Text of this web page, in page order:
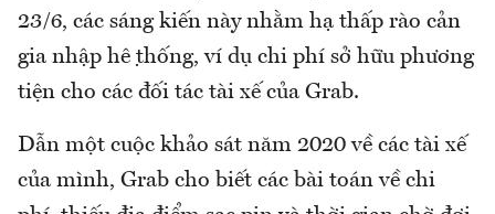
23/6, các sáng kiến này nhằm hạ thấp rào cản
gia nhập hệ thống, ví dụ chi phí sở hữu phương
tiện cho các đối tác tài xế của Grab.
Dẫn một cuộc khảo sát năm 2020 về các tài xế
của mình, Grab cho biết các bài toán về chi